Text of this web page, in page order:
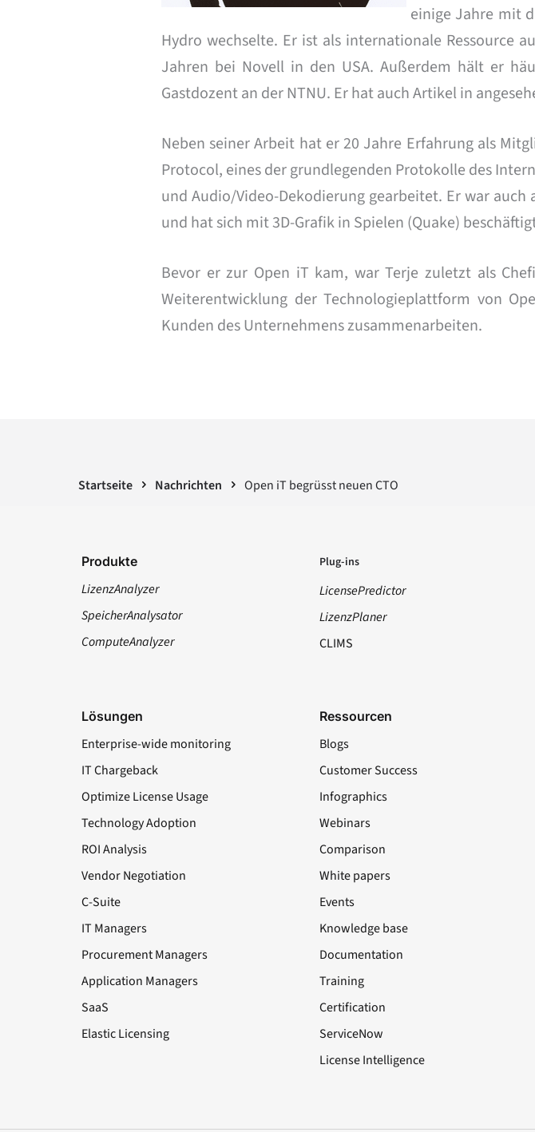
einige Jahre mit
Hydro wechselte. Er ist als internationale Ressource
Jahren bei Novell in den USA. Außerdem hält er
Gastdozent an der NTNU. Er hat auch Artikel in
Neben seiner Arbeit hat er 20 Jahre Erfahrung als
Protocol, eines der grundlegenden Protokolle des
und Audio/Video-Dekodierung gearbeitet. Er war
und hat sich mit 3D-Grafik in Spielen (Quake)
Bevor er zur Open iT kam, war Terje zuletzt als
Weiterentwicklung der Technologieplattform von
Kunden des Unternehmens zusammenarbeiten.
Startseite Nachrichten Open iT begrüsst neuen CTO
Produkte
LizenzAnalyzer
SpeicherAnalysator
ComputeAnalyzer
Plug-ins
LicensePredictor
LizenzPlaner
CLIMS
Lösungen
Enterprise-wide monitoring
IT Chargeback
Optimize License Usage
Technology Adoption
ROI Analysis
Vendor Negotiation
C-Suite
IT Managers
Procurement Managers
Application Managers
SaaS
Elastic Licensing
Ressourcen
Blogs
Customer Success
Infographics
Webinars
Comparison
White papers
Events
Knowledge base
Documentation
Training
Certification
ServiceNow
License Intelligence